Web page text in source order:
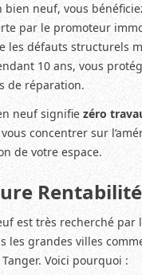
bien neuf, vous
par le promoteur
les défauts structurels
10 ans, vous
de réparation.
neuf signifie zéro
concentrer sur
de votre espace.
est très recherché par
les grandes villes
Voici pourquoi :